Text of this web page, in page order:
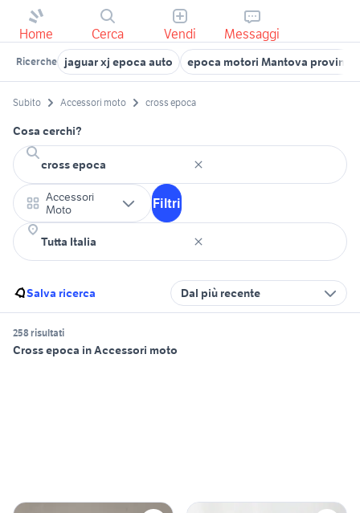
Home Cerca Vendi Messaggi
Ricerche jaguar xj epoca auto epoca motori Mantova provincia
Subito Accessori moto cross epoca
Cosa cerchi?
Accessori
Moto
Filtri
Salva ricerca Dal più recente
258 risultati
Cross epoca in Accessori moto